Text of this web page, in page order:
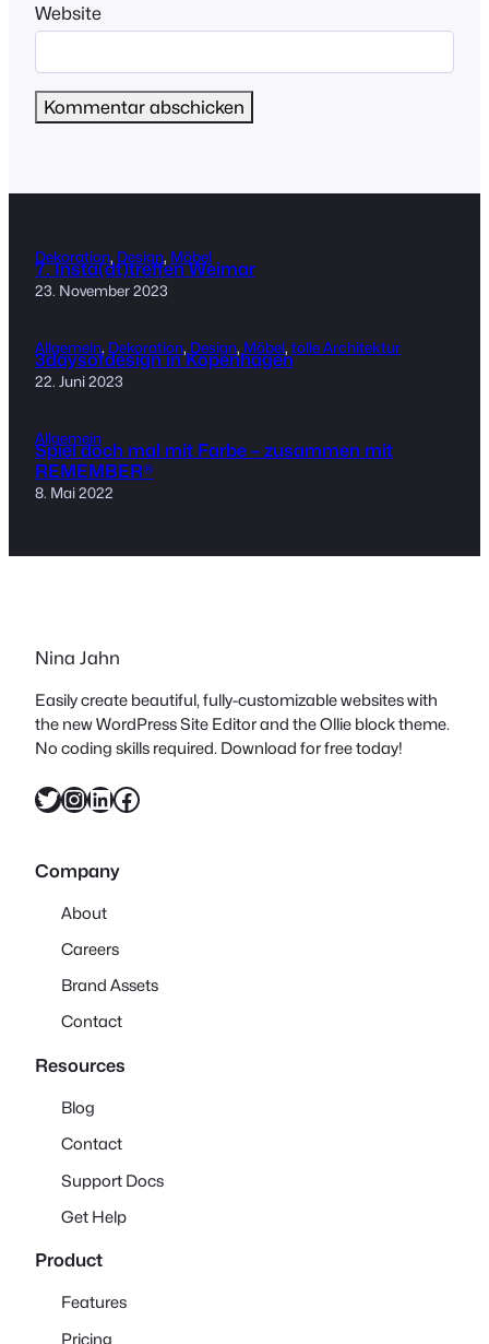
Website
Dekoration, Design, Möbel
7. Insta(dt)treffen Weimar
23. November 2023
Allgemein, Dekoration, Design, Möbel, tolle Architektur
3daysofdesign in Kopenhagen
22. Juni 2023
Allgemein
Spiel doch mal mit Farbe – zusammen mit
REMEMBER®
8. Mai 2022
Nina Jahn
Easily create beautiful, fully-customizable websites with
the new WordPress Site Editor and the Ollie block theme.
No coding skills required. Download for free today!
Twitter InstagramLinkedIn Facebook
Company
About
Careers
Brand Assets
Contact
Resources
Blog
Contact
Support Docs
Get Help
Product
Features
Pricing